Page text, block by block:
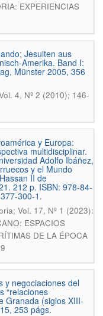
EXPERIENCIAS
Jesuiten aus
Amerika. Band I:
Münster 2005, 356
4, Nº 2 (2010); 146-
y Europa:
multidisciplinar.
Adolfo Ibáñez,
y el Mundo
II de
212 p. ISBN: 978-84-
300-1.
Vol. 17, Nº 1 (2023):
ESPACIOS
DE LA ÉPOCA
y negociaciones del
“relaciones
Granada (siglos XIII-
253 págs.